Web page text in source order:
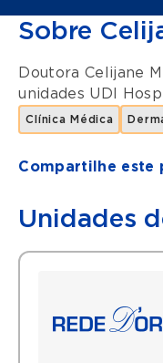
Sobre
Doutora Celijane
unidades UDI
Clínica Médica
Compartilhe este
Unidades